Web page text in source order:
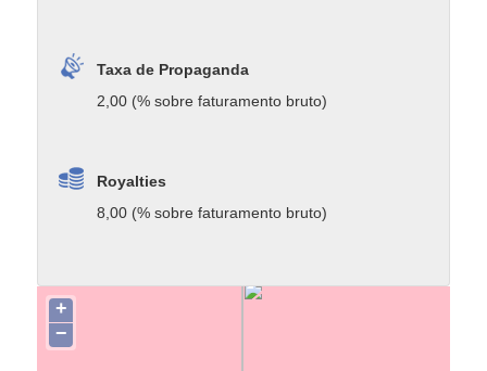
Taxa de Propaganda
2,00 (% sobre faturamento bruto)
Royalties
8,00 (% sobre faturamento bruto)
+
−